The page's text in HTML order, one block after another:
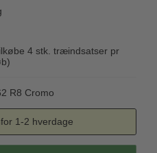
4 stk. træindsatser pr
R8 Cromo
1-2 hverdage